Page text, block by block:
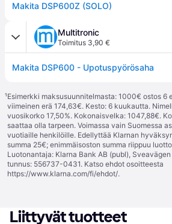
Makita DSP600Z (SOLO)
Multitronic
Toimitus 3,90 €
Makita DSP600 - Upotuspyörösaha
¹Esimerkki maksusuunnitelmasta: 1000€ ostos 6
viimeinen erä 174,63€. Kesto: 6 kuukautta.
vuosikorko 17,50%. Kokonaisvelka: 1047,88€.
saattaa olla tarpeen. Voimassa vain Suomessa
vuotiaille henkilöille. Edellyttää Klarnan
summa 25€; enimmäisoston summa riippuu
Luotonantaja: Klarna Bank AB (publ),
tunnus: 556737-0431. Katso ehdot osoitteesta
https://www.klarna.com/fi/ehdot/.
Liittyvät tuotteet